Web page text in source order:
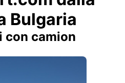
Bulgaria
con camion